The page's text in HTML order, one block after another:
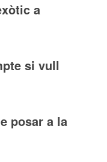
a
si vull
posar a la